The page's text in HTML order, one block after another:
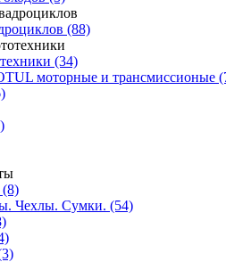
(88)
(34)
моторные и трансмиссионые
Чехлы. Сумки. (54)